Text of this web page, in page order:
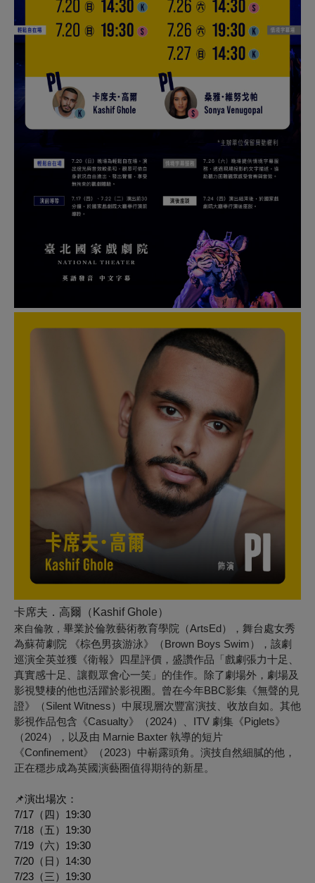
卡席夫．高爾（Kashif Ghole）
來自倫敦， 畢業於倫敦藝術教育學院（ArtsEd），舞台處女秀
為蘇荷劇院 《棕色男孩游泳》（Brown Boys Swim），該劇
巡演全英並獲《衛報》四星評價，盛讚作品「戲劇張力十足、
真實感十足、讓觀眾會心一笑」的佳作。除了劇場外，劇場及
影視雙棲的他也活躍於影視圈。曾在今年BBC影集《無聲的見
證》（Silent Witness）中展現層次豐富演技、收放自如。其他
影視作品包含《Casualty》（2024）、ITV 劇集《Piglets》
（2024），以及由 Marnie Baxter 執導的短片
《Confinement》（2023）中嶄露頭角。演技自然細膩的他，
正在穩步成為英國演藝圈值得期待的新星。
📌演出場次：
7/17（四）19:30
7/18（五）19:30
7/19（六）19:30
7/20（日）14:30
7/23（三）19:30